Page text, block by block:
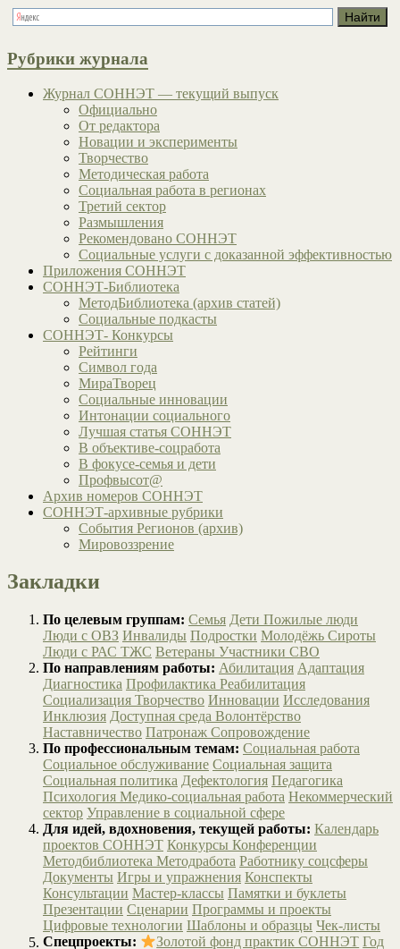
Рубрики журнала
Журнал СОННЭТ — текущий выпуск
Официально
От редактора
Новации и эксперименты
Творчество
Методическая работа
Социальная работа в регионах
Третий сектор
Размышления
Рекомендовано СОННЭТ
Социальные услуги с доказанной эффективностью
Приложения СОННЭТ
СОННЭТ-Библиотека
МетодБиблиотека (архив статей)
Социальные подкасты
СОННЭТ- Конкурсы
Рейтинги
Символ года
МираТворец
Социальные инновации
Интонации социального
Лучшая статья СОННЭТ
В объективе-соцработа
В фокусе-семья и дети
Профвысот@
Архив номеров СОННЭТ
СОННЭТ-архивные рубрики
События Регионов (архив)
Мировоззрение
Закладки
По целевым группам: Семья Дети Пожилые люди
Люди с ОВЗ Инвалиды Подростки Молодёжь Сироты
Люди с РАС ТЖС Ветераны Участники СВО
По направлениям работы: Абилитация Адаптация
Диагностика Профилактика Реабилитация
Социализация Творчество Инновации Исследования
Инклюзия Доступная среда Волонтёрство
Наставничество Патронаж Сопровождение
По профессиональным темам: Социальная работа
Социальное обслуживание Социальная защита
Социальная политика Дефектология Педагогика
Психология Медико-социальная работа Некоммерческий
сектор Управление в социальной сфере
Для идей, вдохновения, текущей работы: Календарь
проектов СОННЭТ Конкурсы Конференции
Методбиблиотека Методработа Работнику соцсферы
Документы Игры и упражнения Конспекты
Консультации Мастер-классы Памятки и буклеты
Презентации Сценарии Программы и проекты
Цифровые технологии Шаблоны и образцы Чек-листы
Спецпроекты:
Золотой фонд практик СОННЭТ Год